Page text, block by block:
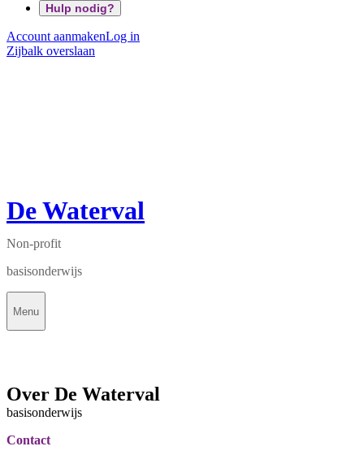
Hulp nodig?
Account aanmakenLog in
Zijbalk overslaan
De Waterval
Non-profit
basisonderwijs
Menu
Over De Waterval
basisonderwijs
Contact